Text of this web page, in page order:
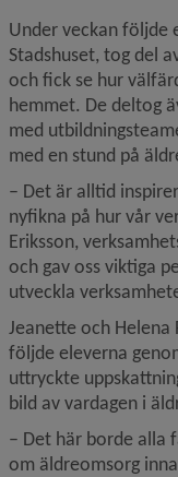
Under veckan följde
Stadshuset, tog del
och fick se hur
hemmet. De deltog
med
med en stund på
– Det är alltid
nyfikna på hur vår
Eriksson,
och gav oss viktiga
utveckla
Jeanette och Helena
följde eleverna
uttryckte
bild av vardagen i
– Det här borde alla
om äldreomsorg